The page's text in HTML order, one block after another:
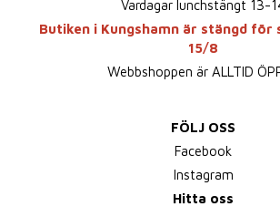
Vardagar lunchstängt 13-
Butiken i Kungshamn är stängd för
15/8
Webbshoppen är ALLTID
FÖLJ OSS
Facebook
Instagram
Hitta oss